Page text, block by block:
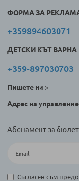
ФОРМА ЗА
+359894603071
ДЕТСКИ КЪТ ВАРНА
+359-897030703
Пишете ни >
Адрес на
Абонамент за
Съгласен съм